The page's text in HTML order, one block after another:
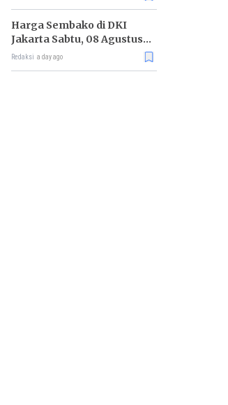
Harga Sembako di DKI
Jakarta Sabtu, 08 Agustus
2026, Daging Kambing
Redaksi a day ago